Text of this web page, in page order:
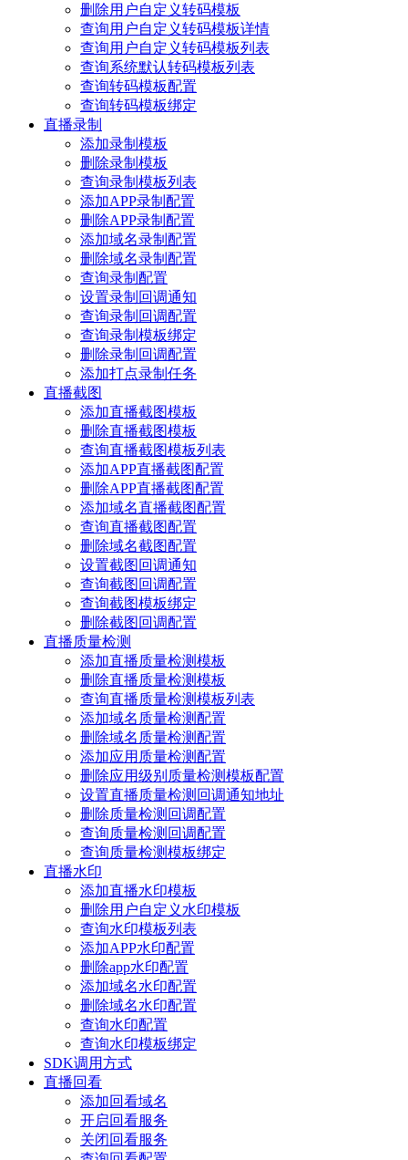
删除用户自定义转码模板
查询用户自定义转码模板详情
查询用户自定义转码模板列表
查询系统默认转码模板列表
查询转码模板配置
查询转码模板绑定
直播录制
添加录制模板
删除录制模板
查询录制模板列表
添加APP录制配置
删除APP录制配置
添加域名录制配置
删除域名录制配置
查询录制配置
设置录制回调通知
查询录制回调配置
查询录制模板绑定
删除录制回调配置
添加打点录制任务
直播截图
添加直播截图模板
删除直播截图模板
查询直播截图模板列表
添加APP直播截图配置
删除APP直播截图配置
添加域名直播截图配置
查询直播截图配置
删除域名截图配置
设置截图回调通知
查询截图回调配置
查询截图模板绑定
删除截图回调配置
直播质量检测
添加直播质量检测模板
删除直播质量检测模板
查询直播质量检测模板列表
添加域名质量检测配置
删除域名质量检测配置
添加应用质量检测配置
删除应用级别质量检测模板配置
设置直播质量检测回调通知地址
删除质量检测回调配置
查询质量检测回调配置
查询质量检测模板绑定
直播水印
添加直播水印模板
删除用户自定义水印模板
查询水印模板列表
添加APP水印配置
删除app水印配置
添加域名水印配置
删除域名水印配置
查询水印配置
查询水印模板绑定
SDK调用方式
直播回看
添加回看域名
开启回看服务
关闭回看服务